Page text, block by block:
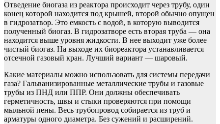
Отведение биогаза из реактора происходит через трубу, один
конец которой находится под крышей, второй обычно опущен
в гидрозатвор. Это емкость с водой, в которую выводится
полученный биогаз. В гидрозатворе есть вторая труба — она
находится выше уровня жидкости. В нее выходит уже более
чистый биогаз. На выходе их биореактора устанавливается
отсечной газовый кран. Лучший вариант — шаровый.
Какие материалы можно использовать для системы передачи
газа? Гальванизированные металлические трубы и газовые
трубы из ПНД или ППР. Они должны обеспечивать
герметичность, швы и стыки проверяются при помощи
мыльной пены. Весь трубопровод собирается из труб и
арматуры одного диаметра. Без сужений и расширений.